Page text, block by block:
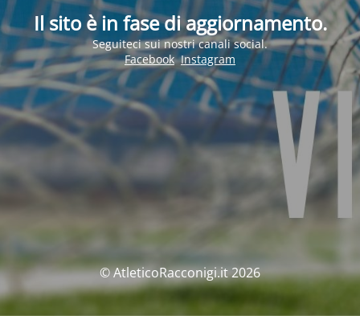
Il sito è in fase di aggiornamento.
Seguiteci sui nostri canali social.
Facebook Instagram
© AtleticoRacconigi.it 2026